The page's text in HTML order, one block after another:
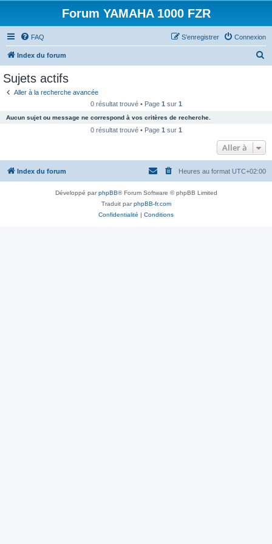
Forum YAMAHA 1000 FZR
FAQ Connexion
S’enregistrer
Index du forum
c
e
Sujets actifs
Aller à la recherche avancée
0 résultat trouvé • Page 1 sur 1
Aucun sujet ou message ne correspond à vos critères de recherche.
0 résultat trouvé • Page 1 sur 1
Aller à
Index du forum Heures au format UTC+02:00
Développé parphpBB® Forum Software © phpBB Limited
Traduit parphpBB-fr.com
Confidentialité | Conditions